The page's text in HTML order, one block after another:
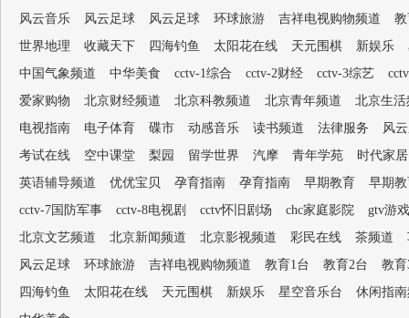
风云音乐
风云足球 风云足球 环球旅游 吉祥电视购物频道
世界地理
收藏天下 四海钓鱼 太阳花在线 天元围棋 新娱乐
中国气象频道
中华美食 cctv-1综合 cctv-2财经 cctv-3综艺
爱家购物
北京财经频道 北京科教频道 北京青年频道
北京生活
电视指南
电子体育 碟市 动感音乐 读书频道 法律服务
风
考试在线
空中课堂 梨园 留学世界 汽摩 青年学苑
时代家居
英语辅导频道
优优宝贝 孕育指南 孕育指南 早期教育
早期
cctv-7国防军事
cctv-8电视剧 cctv怀旧剧场 chc家庭影院
gtv游
北京文艺频道
北京新闻频道 北京影视频道 彩民在线 茶频道
风云足球
环球旅游 吉祥电视购物频道 教育1台 教育2台
教
四海钓鱼
太阳花在线 天元围棋 新娱乐 星空音乐台
休闲指